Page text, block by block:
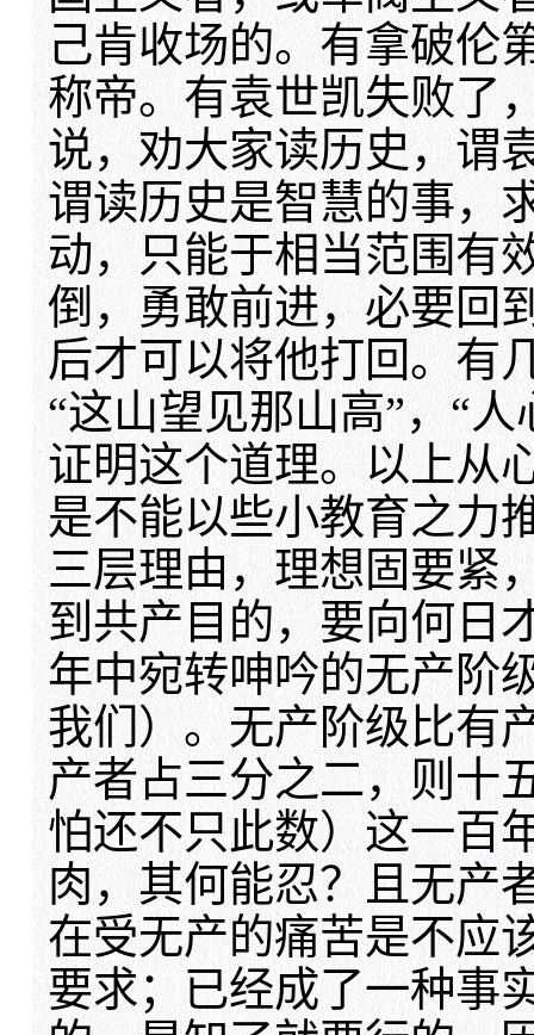
己肯收场的。有拿破伦
称帝。有袁世凯失败了
说，劝大家读历史，谓
谓读历史是智慧的事，
动，只能于相当范围有
倒，勇敢前进，必要回
后才可以将他打回。有
“这山望见那山高”，“
证明这个道理。以上从
是不能以些小教育之力
三层理由，理想固要紧
到共产目的，要向何日
年中宛转呻吟的无产阶
我们）。无产阶级比有
产者占三分之二，则十
怕还不只此数）这一百
肉，其何能忍？且无产
在受无产的痛苦是不应
要求；已经成了一种事